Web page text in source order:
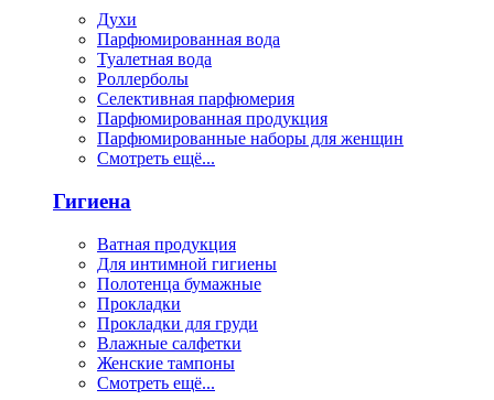
Духи
Парфюмированная вода
Туалетная вода
Роллерболы
Селективная парфюмерия
Парфюмированная продукция
Парфюмированные наборы для женщин
Смотреть ещё...
Гигиена
Ватная продукция
Для интимной гигиены
Полотенца бумажные
Прокладки
Прокладки для груди
Влажные салфетки
Женские тампоны
Смотреть ещё...